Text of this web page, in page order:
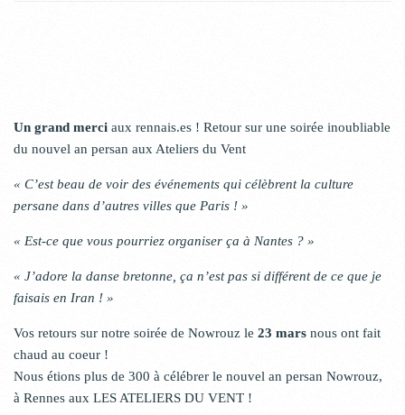
Un grand merci aux rennais.es ! Retour sur une soirée inoubliable
du nouvel an persan aux Ateliers du Vent
« C’est beau de voir des événements qui célèbrent la culture
persane dans d’autres villes que Paris ! »
« Est-ce que vous pourriez organiser ça à Nantes ? »
« J’adore la danse bretonne, ça n’est pas si différent de ce que je
faisais en Iran ! »
Vos retours sur notre soirée de Nowrouz le 23 mars nous ont fait
chaud au coeur !
Nous étions plus de 300 à célébrer le nouvel an persan Nowrouz,
à Rennes aux LES ATELIERS DU VENT !